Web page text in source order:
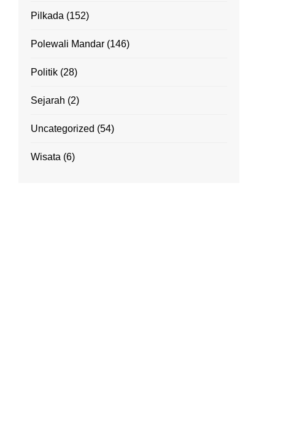
Pilkada (152)
Polewali Mandar (146)
Politik (28)
Sejarah (2)
Uncategorized (54)
Wisata (6)